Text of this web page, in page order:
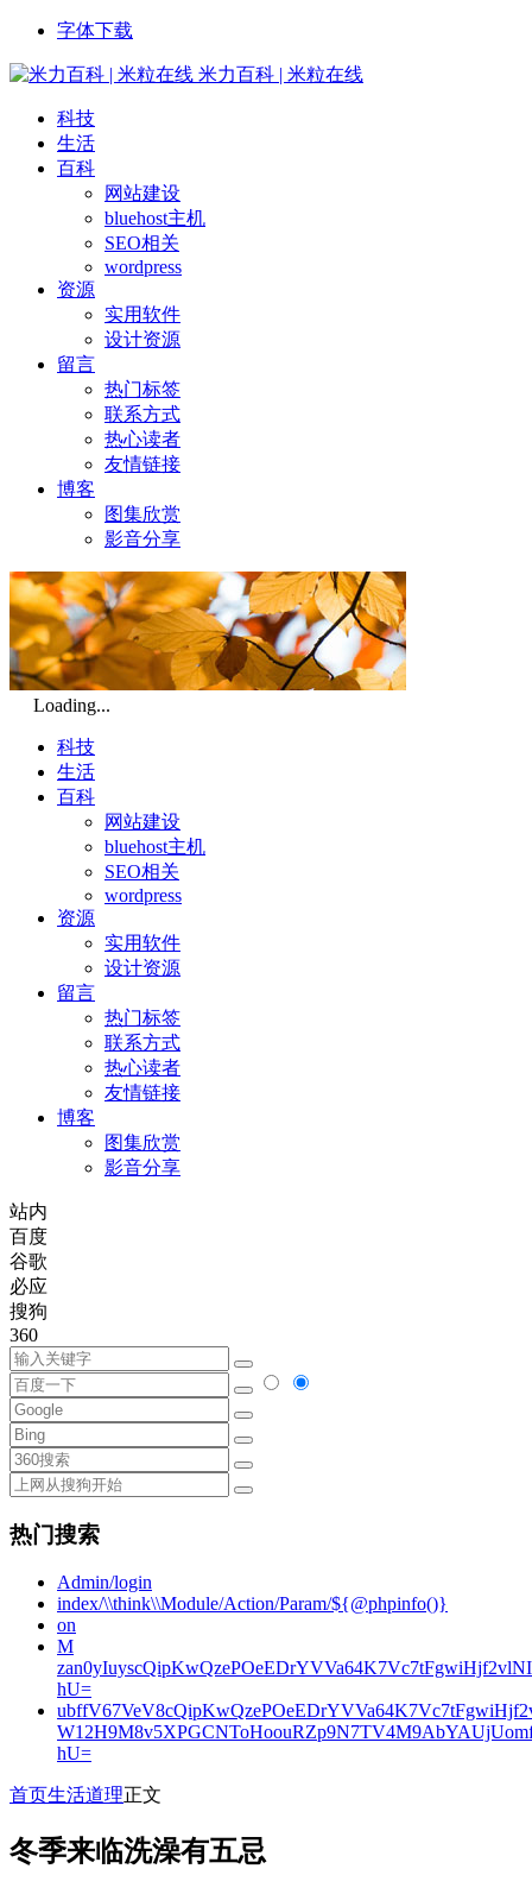
字体下载
米力百科 | 米粒在线
科技
生活
百科
网站建设
bluehost主机
SEO相关
wordpress
资源
实用软件
设计资源
留言
热门标签
联系方式
热心读者
友情链接
博客
图集欣赏
影音分享
Loading...
科技
生活
百科
网站建设
bluehost主机
SEO相关
wordpress
资源
实用软件
设计资源
留言
热门标签
联系方式
热心读者
友情链接
博客
图集欣赏
影音分享
站内
百度
谷歌
必应
搜狗
360
热门搜索
Admin/login
index/\\think\\Module/Action/Param/${@phpinfo()}
on
M
hU=
hU=
首页生活道理正文
冬季来临洗澡有五忌